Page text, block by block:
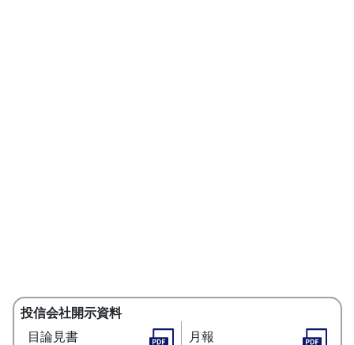
投信会社開示資料
目論見書
月報